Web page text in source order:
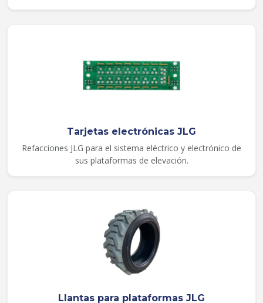
Tarjetas electrónicas JLG
Refacciones JLG para el sistema eléctrico y electrónico de
sus plataformas de elevación.
Llantas para plataformas JLG